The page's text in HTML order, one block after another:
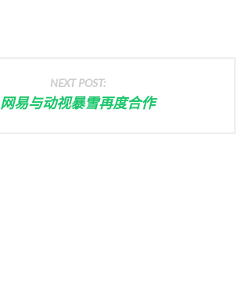
NEXT POST:
网易与动视暴雪再度合作